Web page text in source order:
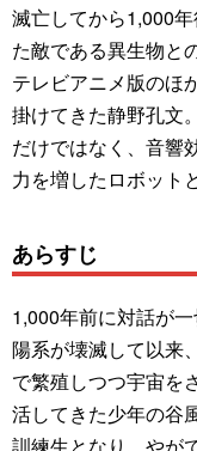
滅亡してから1,000
た敵である異生物と
テレビアニメ版のほ
掛けてきた静野孔文
だけではなく、音響
力を増したロボット
あらすじ
1,000年前に対話が
陽系が壊滅して以来
で繁殖しつつ宇宙を
活してきた少年の谷
訓練生となり、やが